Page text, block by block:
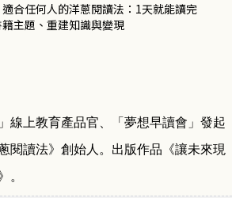
合任何人的洋蔥閱讀法：1天就能讀完
主題、重建知識與變現
線上教育產品官、「夢想早讀會」發起
閱讀法》創始人。出版作品《讓未來現
。